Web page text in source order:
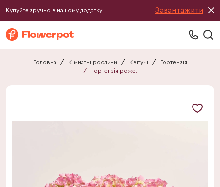
Купуйте зручно в нашому додатку Завантажити
Головна / Кімнатні рослини / Квітучі /
Гортензія
/
Гортензія рожева 7ст.